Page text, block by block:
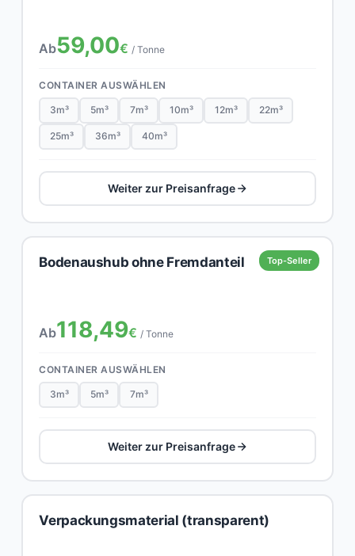
Ab59,00€ / Tonne
CONTAINER AUSWÄHLEN
3m³ 5m³ 7m³ 10m³ 12m³ 22m³
25m³ 36m³ 40m³
Weiter zur Preisanfrage
Top-Seller
Bodenaushub ohne Fremdanteil
Ab118,49€ / Tonne
CONTAINER AUSWÄHLEN
3m³ 5m³ 7m³
Weiter zur Preisanfrage
Verpackungsmaterial (transparent)